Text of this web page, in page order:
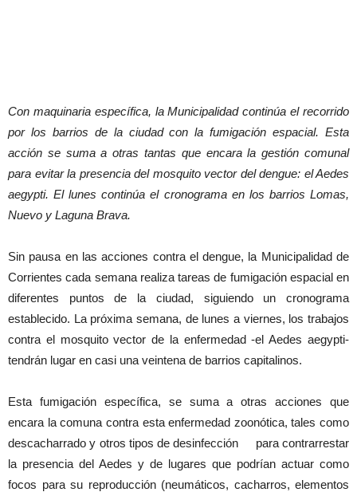
Con maquinaria específica, la Municipalidad continúa el recorrido
por los barrios de la ciudad con la fumigación espacial. Esta
acción se suma a otras tantas que encara la gestión comunal
para evitar la presencia del mosquito vector del dengue: el Aedes
aegypti. El lunes continúa el cronograma en los barrios Lomas,
Nuevo y Laguna Brava.
Sin pausa en las acciones contra el dengue, la Municipalidad de
Corrientes cada semana realiza tareas de fumigación espacial en
diferentes puntos de la ciudad, siguiendo un cronograma
establecido. La próxima semana, de lunes a viernes, los trabajos
contra el mosquito vector de la enfermedad -el Aedes aegypti-
tendrán lugar en casi una veintena de barrios capitalinos.
Esta fumigación específica, se suma a otras acciones que
encara la comuna contra esta enfermedad zoonótica, tales como
descacharrado y otros tipos de desinfección para contrarrestar
la presencia del Aedes y de lugares que podrían actuar como
focos para su reproducción (neumáticos, cacharros, elementos